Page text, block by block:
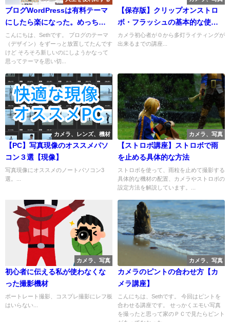
ブログWordPressは有料テーマ
にしたら楽になった。めっちゃ
便利
こんにちは、Sethです。 ブログのテーマ
（デザイン）をずーっと放置してたんです
けど そろそろ新しいのにしようかなって
思ってテーマを思い切...
【保存版】クリップオンストロ
ボ・フラッシュの基本的な使い
方２
カメラ初心者が０から多灯ライティングが
出来るまでの講座...
カメラ、レンズ、機材
【PC】写真現像のオススメパソ
コン３選【現像】
写真現像にオススメのノートパソコン3
選。...
カメラ、写真
【ストロボ講座】ストロボで雨
を止める具体的な方法
ストロボを使って、雨粒を止めて撮影する
具体的な機材の配置、カメラやストロボの
設定方法を解説しています。...
カメラ、写真
初心者に伝える私が使わなくな
った撮影機材
ポートレート撮影、コスプレ撮影にレフ板
はいらない...
カメラ、写真
カメラのピントの合わせ方【カ
メラ講座】
こんにちは、Sethです。 今回はピントを
合わせる講座です。 せっかくエモい写真
を撮ったと思って家のＰＣで見たらピント